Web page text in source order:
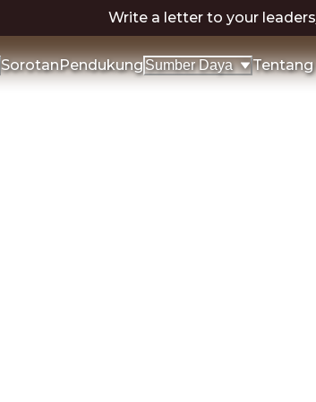
Write a letter to your leaders
SorotanPendukungSumber Daya Tentang